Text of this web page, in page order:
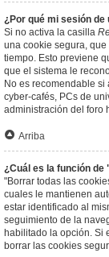
¿Por qué mi sesión
Si no activa la casilla
una cookie segura,
tiempo. Esto previene
que el sistema le
No es recomendable
cyber-cafés, PCs de
administración del foro
Arriba
¿Cuál es la función
"Borrar todas las
cuales le mantienen
estar identificado al
seguimiento de la
habilitado la opción. Si
borrar las cookies